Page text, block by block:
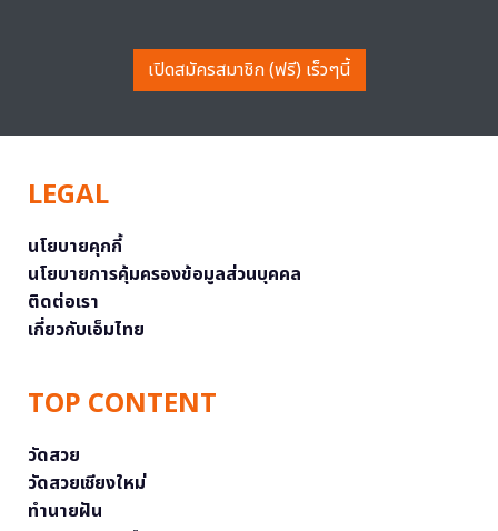
เปิดสมัครสมาชิก (ฟรี) เร็วๆนี้
LEGAL
นโยบายคุกกี้
นโยบายการคุ้มครองข้อมูลส่วนบุคคล
ติดต่อเรา
เกี่ยวกับเอ็มไทย
TOP CONTENT
วัดสวย
วัดสวยเชียงใหม่
ทำนายฝัน